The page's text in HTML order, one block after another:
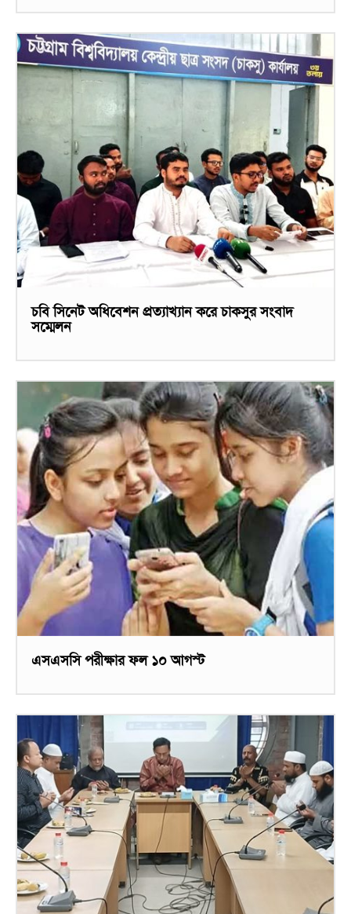
চবি সিনেট অধিবেশন প্রত্যাখ্যান করে চাকসুর সংবাদ
সম্মেলন
এসএসসি পরীক্ষার ফল ১০ আগস্ট